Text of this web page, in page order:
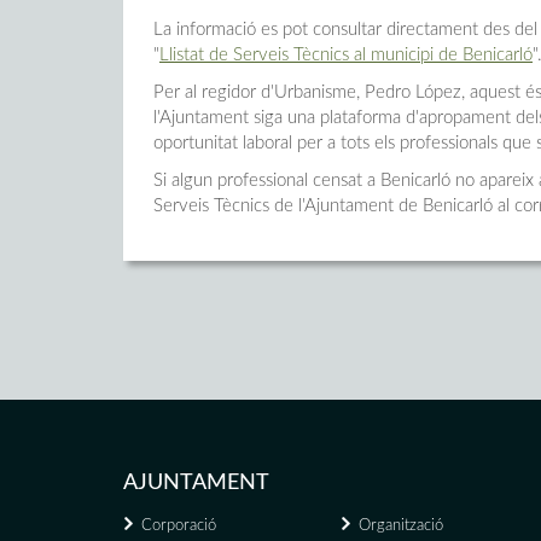
La informació es pot consultar directament des
" Llistat de Serveis Tècnics al municipi de Benicarló".
Per al regidor d'Urbanisme, Pedro López, aquest
l'Ajuntament siga una plataforma d'apropament
oportunitat laboral per a tots els professionals que
Si algun professional censat a Benicarló no
Serveis Tècnics de l'Ajuntament de Benicarló al
AJUNTAMENT
Corporació Organització